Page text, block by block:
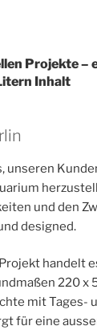
Projekte –
Inhalt
unseren
und den
designed.
handelt
220 x
mit Tages-
für eine